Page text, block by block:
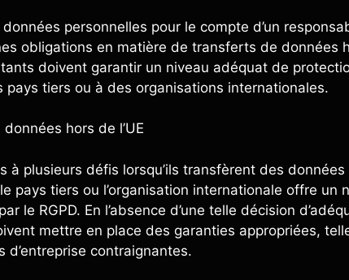
personnelles pour le compte d’un
obligations en matière de transferts de données
doivent garantir un niveau adéquat de
tiers ou à des organisations internationales.
hors de l’UE
plusieurs défis lorsqu’ils transfèrent des données
pays tiers ou l’organisation internationale offre un
le RGPD. En l’absence d’une telle décision
mettre en place des garanties appropriées,
contraignantes.